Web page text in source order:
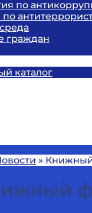
по
граждан
каталог
»